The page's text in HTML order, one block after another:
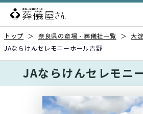
トップ ＞ 奈良県の斎場・葬儀社一覧 ＞ 大
JAならけんセレモニーホール吉野
JAならけんセレモニ